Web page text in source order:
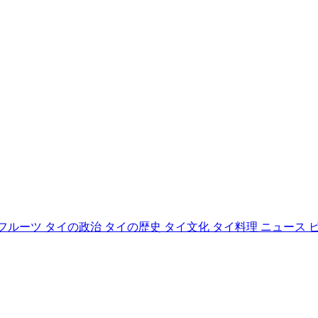
ルーツ タイの政治 タイの歴史 タイ文化 タイ料理 ニュース